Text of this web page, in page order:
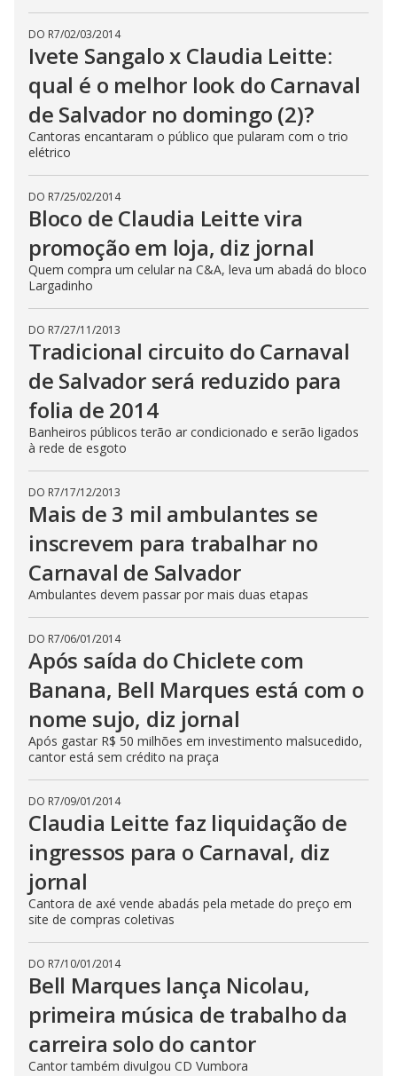
DO R7/02/03/2014
Ivete Sangalo x Claudia Leitte:
qual é o melhor look do Carnaval
de Salvador no domingo (2)?
Cantoras encantaram o público que pularam com o trio
elétrico
DO R7/25/02/2014
Bloco de Claudia Leitte vira
promoção em loja, diz jornal
Quem compra um celular na C&A, leva um abadá do bloco
Largadinho
DO R7/27/11/2013
Tradicional circuito do Carnaval
de Salvador será reduzido para
folia de 2014
Banheiros públicos terão ar condicionado e serão ligados
à rede de esgoto
DO R7/17/12/2013
Mais de 3 mil ambulantes se
inscrevem para trabalhar no
Carnaval de Salvador
Ambulantes devem passar por mais duas etapas
DO R7/06/01/2014
Após saída do Chiclete com
Banana, Bell Marques está com o
nome sujo, diz jornal
Após gastar R$ 50 milhões em investimento malsucedido,
cantor está sem crédito na praça
DO R7/09/01/2014
Claudia Leitte faz liquidação de
ingressos para o Carnaval, diz
jornal
Cantora de axé vende abadás pela metade do preço em
site de compras coletivas
DO R7/10/01/2014
Bell Marques lança Nicolau,
primeira música de trabalho da
carreira solo do cantor
Cantor também divulgou CD Vumbora